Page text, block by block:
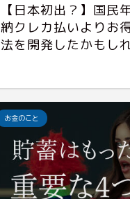
【日本初出？】国民
納クレカ払いよりお
法を開発したかもし
お金のこと